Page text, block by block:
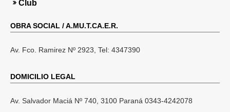
Club
OBRA SOCIAL / A.MU.T.CA.E.R.
Av. Fco. Ramirez Nº 2923, Tel: 4347390
DOMICILIO LEGAL
Av. Salvador Maciá Nº 740, 3100 Paraná 0343-4242078